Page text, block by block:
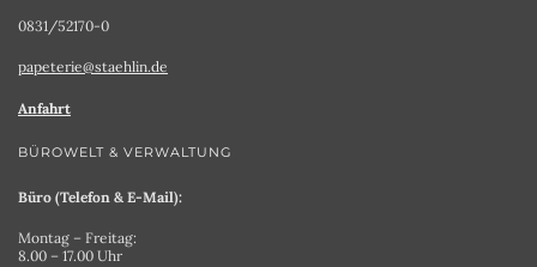
0831/52170-0
papeterie@staehlin.de
Anfahrt
BÜROWELT & VERWALTUNG
Büro (Telefon & E-Mail):
Montag – Freitag:
8.00 – 17.00 Uhr